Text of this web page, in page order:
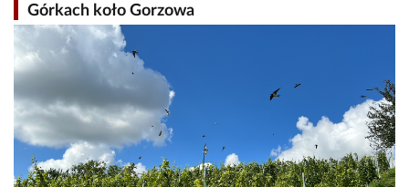
Górkach koło Gorzowa